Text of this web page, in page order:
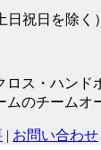
日祝日を除く）
ス・ハンド
ムのチームオ
| お問い合わせ